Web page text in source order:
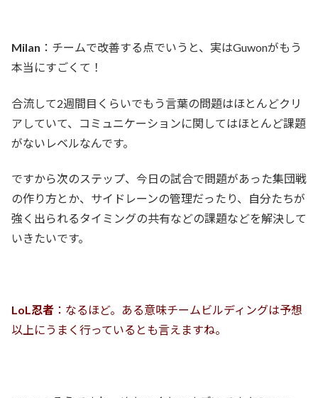
Milan ：チームで改善する点でいうと、実はGuwonがもう
本当にすごくて！
合流して2週間目くらいでもう言葉の問題はほとんどクリ
アしていて、コミュニケーションに関してはほとんど課題
がないレベルなんです。
ですから次のステップ、今日の試合で問題があった集団戦
の作り方とか、サイドレーンの管理だったり、自分たちが
強く出られるタイミングの共有などの課題などを解決して
いきたいです。
LoL忍者 ：なるほど。ある意味チームビルディングは予想
以上にうまく行っているとも言えますね。